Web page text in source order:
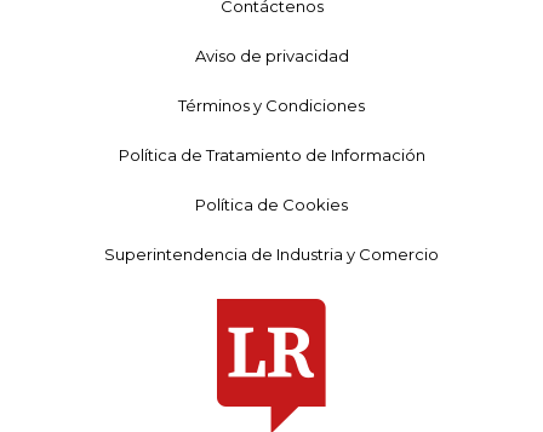
Contáctenos
Aviso de privacidad
Términos y Condiciones
Política de Tratamiento de Información
Política de Cookies
Superintendencia de Industria y Comercio